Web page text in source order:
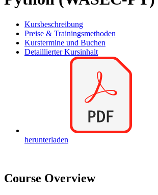
Kursbeschreibung
Preise & Trainingsmethoden
Kurstermine und Buchen
Detaillierter Kursinhalt
herunterladen
Course Overview